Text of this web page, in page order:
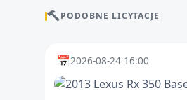
PODOBNE LICYTACJE
📅2026-08-24 16:00